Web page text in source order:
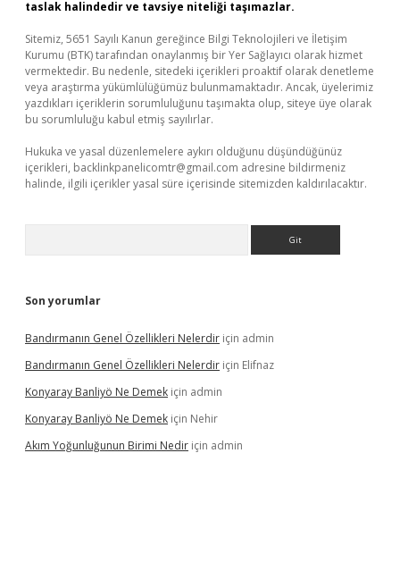
taslak halindedir ve tavsiye niteliği taşımazlar.
Sitemiz, 5651 Sayılı Kanun gereğince Bilgi Teknolojileri ve İletişim
Kurumu (BTK) tarafından onaylanmış bir Yer Sağlayıcı olarak hizmet
vermektedir. Bu nedenle, sitedeki içerikleri proaktif olarak denetleme
veya araştırma yükümlülüğümüz bulunmamaktadır. Ancak, üyelerimiz
yazdıkları içeriklerin sorumluluğunu taşımakta olup, siteye üye olarak
bu sorumluluğu kabul etmiş sayılırlar.
Hukuka ve yasal düzenlemelere aykırı olduğunu düşündüğünüz
içerikleri, backlinkpanelicomtr@gmail.com adresine bildirmeniz
halinde, ilgili içerikler yasal süre içerisinde sitemizden kaldırılacaktır.
Son yorumlar
Bandırmanın Genel Özellikleri Nelerdir için admin
Bandırmanın Genel Özellikleri Nelerdir için Elifnaz
Konyaray Banliyö Ne Demek için admin
Konyaray Banliyö Ne Demek için Nehir
Akım Yoğunluğunun Birimi Nedir için admin